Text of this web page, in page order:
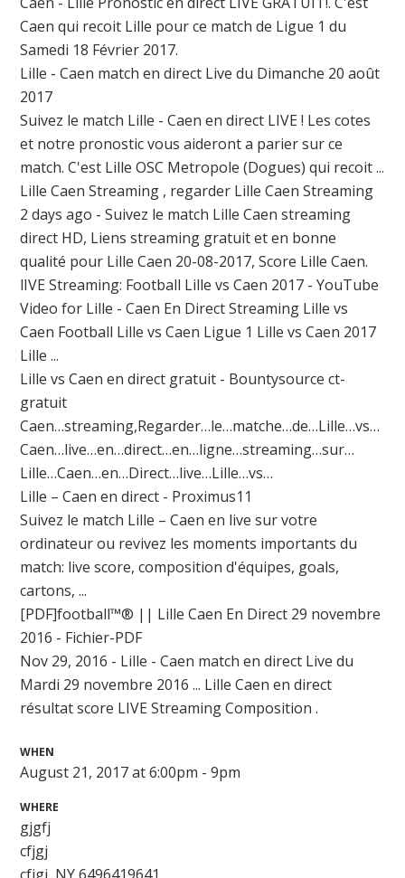
Caen qui recoit Lille pour ce match de Ligue 1 du
Samedi 18 Février 2017.
Lille - Caen match en direct Live du Dimanche 20 août
2017
Suivez le match Lille - Caen en direct LIVE ! Les cotes
et notre pronostic vous aideront a parier sur ce
match. C'est Lille OSC Metropole (Dogues) qui recoit ...
Lille Caen Streaming , regarder Lille Caen Streaming
2 days ago - Suivez le match Lille Caen streaming
direct HD, Liens streaming gratuit et en bonne
qualité pour Lille Caen 20-08-2017, Score Lille Caen.
lIVE Streaming: Football Lille vs Caen 2017 - YouTube
Video for Lille - Caen En Direct Streaming Lille vs
Caen Football Lille vs Caen Ligue 1 Lille vs Caen 2017
Lille ...
Lille vs Caen en direct gratuit - Bountysource ct-
gratuit
Caen…streaming,Regarder…le…matche…de…Lille…vs…
Caen…live…en…direct…en…ligne…streaming…sur…
Lille…Caen…en…Direct…live…Lille…vs…
Lille – Caen en direct - Proximus11
Suivez le match Lille – Caen en live sur votre
ordinateur ou revivez les moments importants du
match: live score, composition d'équipes, goals,
cartons, ...
[PDF]football™® || Lille Caen En Direct 29 novembre
2016 - Fichier-PDF
Nov 29, 2016 - Lille - Caen match en direct Live du
Mardi 29 novembre 2016 ... Lille Caen en direct
résultat score LIVE Streaming Composition .
WHEN
August 21, 2017 at 6:00pm - 9pm
WHERE
gjgfj
cfjgj